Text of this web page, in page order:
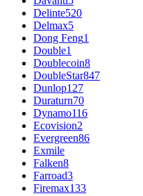
Delinte520
Delmax5
Dong Feng1
Double1
Doublecoin8
DoubleStar847
Dunlop127
Duraturn70
Dynamo116
Ecovision2
Evergreen86
Exmile
Falken8
Farroad3
Firemax133